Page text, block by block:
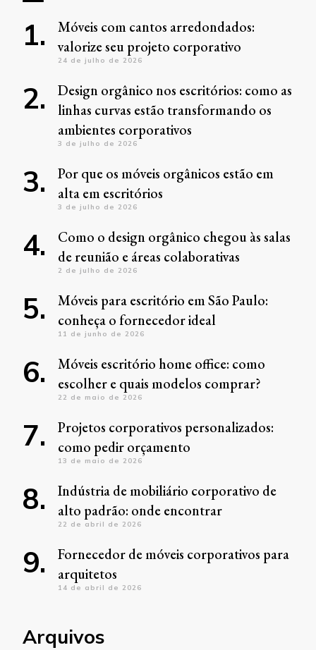
Móveis com cantos arredondados:
valorize seu projeto corporativo
24 de julho de 2026
Design orgânico nos escritórios: como as
linhas curvas estão transformando os
ambientes corporativos
3 de julho de 2026
Por que os móveis orgânicos estão em
alta em escritórios
3 de julho de 2026
Como o design orgânico chegou às salas
de reunião e áreas colaborativas
2 de julho de 2026
Móveis para escritório em São Paulo:
conheça o fornecedor ideal
11 de junho de 2026
Móveis escritório home office: como
escolher e quais modelos comprar?
22 de maio de 2026
Projetos corporativos personalizados:
como pedir orçamento
13 de maio de 2026
Indústria de mobiliário corporativo de
alto padrão: onde encontrar
22 de abril de 2026
Fornecedor de móveis corporativos para
arquitetos
14 de abril de 2026
Arquivos